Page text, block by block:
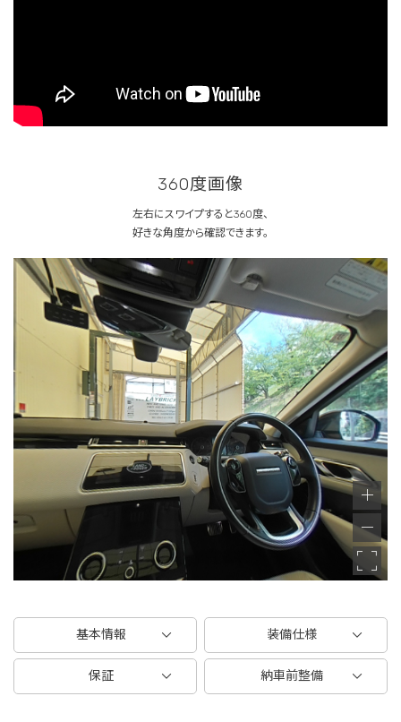
360度画像
左右にスワイプすると360度、
好きな角度から確認できます。
基本情報 装備仕様
保証 納車前整備